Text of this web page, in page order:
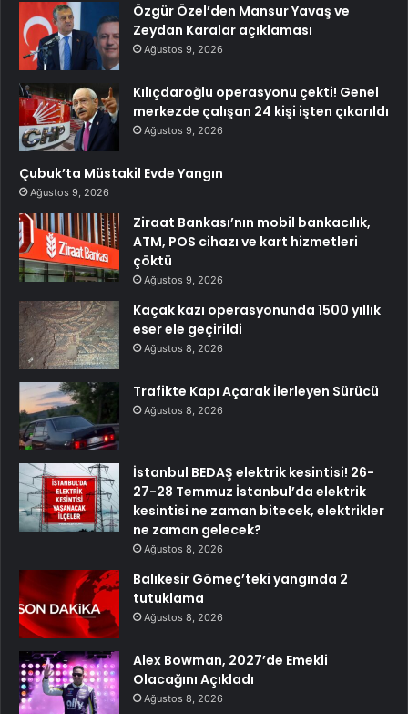
Özgür Özel’den Mansur Yavaş ve
Zeydan Karalar açıklaması
Ağustos 9, 2026
Kılıçdaroğlu operasyonu çekti! Genel
merkezde çalışan 24 kişi işten çıkarıldı
Ağustos 9, 2026
Çubuk’ta Müstakil Evde Yangın
Ağustos 9, 2026
Ziraat Bankası’nın mobil bankacılık,
ATM, POS cihazı ve kart hizmetleri
çöktü
Ağustos 9, 2026
Kaçak kazı operasyonunda 1500 yıllık
eser ele geçirildi
Ağustos 8, 2026
Trafikte Kapı Açarak İlerleyen Sürücü
Ağustos 8, 2026
İstanbul BEDAŞ elektrik kesintisi! 26-
27-28 Temmuz İstanbul’da elektrik
kesintisi ne zaman bitecek, elektrikler
ne zaman gelecek?
Ağustos 8, 2026
Balıkesir Gömeç’teki yangında 2
tutuklama
Ağustos 8, 2026
Alex Bowman, 2027’de Emekli
Olacağını Açıkladı
Ağustos 8, 2026